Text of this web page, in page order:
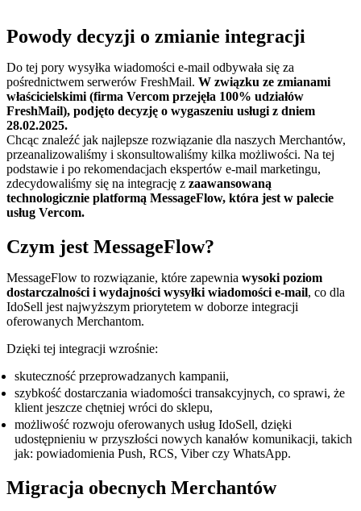
Powody decyzji o zmianie integracji
Do tej pory wysyłka wiadomości e-mail odbywała się za
pośrednictwem serwerów FreshMail. W związku ze zmianami
właścicielskimi (firma Vercom przejęła 100% udziałów
FreshMail), podjęto decyzję o wygaszeniu usługi z dniem
28.02.2025.
Chcąc znaleźć jak najlepsze rozwiązanie dla naszych Merchantów,
przeanalizowaliśmy i skonsultowaliśmy kilka możliwości. Na tej
podstawie i po rekomendacjach ekspertów e-mail marketingu,
zdecydowaliśmy się na integrację z zaawansowaną
technologicznie platformą MessageFlow, która jest w palecie
usług Vercom.
Czym jest MessageFlow?
MessageFlow to rozwiązanie, które zapewnia wysoki poziom
dostarczalności i wydajności wysyłki wiadomości e-mail, co dla
IdoSell jest najwyższym priorytetem w doborze integracji
oferowanych Merchantom.
Dzięki tej integracji wzrośnie:
skuteczność przeprowadzanych kampanii,
szybkość dostarczania wiadomości transakcyjnych, co sprawi, że
klient jeszcze chętniej wróci do sklepu,
możliwość rozwoju oferowanych usług IdoSell, dzięki
udostępnieniu w przyszłości nowych kanałów komunikacji, takich
jak: powiadomienia Push, RCS, Viber czy WhatsApp.
Migracja obecnych Merchantów